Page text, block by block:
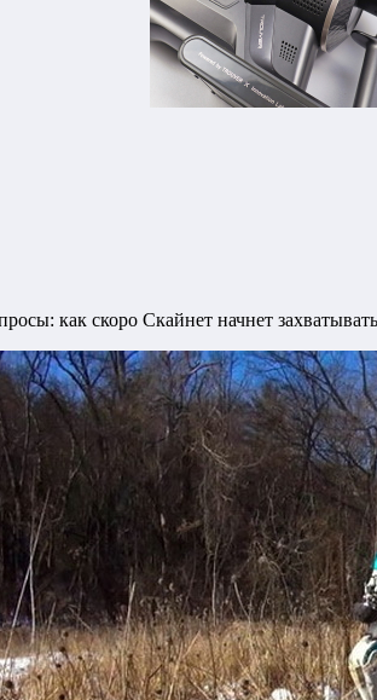
как скоро Скайнет начнет